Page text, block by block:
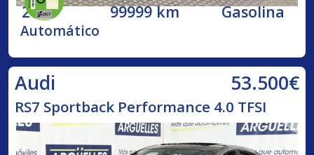
2009 99999 km Gasolina
Automático
Audi 53.500€
RS7 Sportback Performance 4.0 TFSI